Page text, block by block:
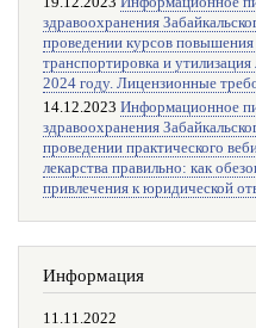
здравоохранения
проведении курсов
транспортировка и
2024 году. Лицензионные
14.12.2023 Информационное
здравоохранения
проведении практического
лекарства правильно: как
привлечения к юридической
Информация
11.11.2022